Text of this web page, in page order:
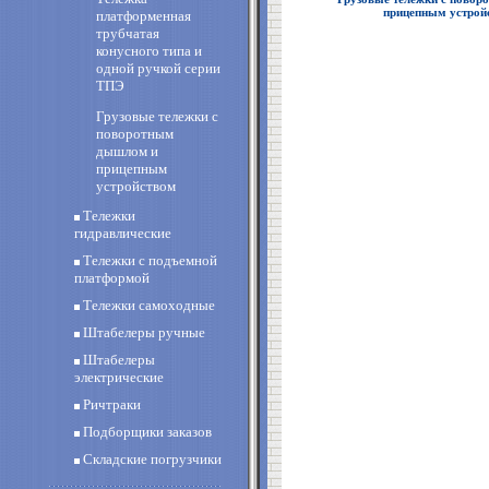
платформенная
трубчатая
конусного типа и
одной ручкой серии
ТПЭ
Грузовые тележки с
поворотным
дышлом и
прицепным
устройством
Тележки
гидравлические
Тележки с подъемной
платформой
Тележки самоходные
Штабелеры ручные
Штабелеры
электрические
Ричтраки
Подборщики заказов
Складские погрузчики
прицепным